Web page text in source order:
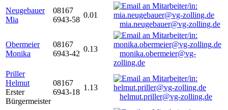
Neugebauer
Mia
08167
6943-58
0.01
mia.neugebauer@vg-zolling.de
Obermeier
Monika
08167
6943-42
0.13
monika.obermeier@vg-
zolling.de
Priller
Helmut
Erster
Bürgermeister
08167
6943-18
1.13
helmut.priller@vg-zolling.de